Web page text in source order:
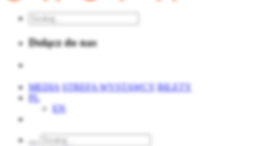
Dołącz do nas
MEDIA STREFA WYSTAWCY BILETY
PL
EN